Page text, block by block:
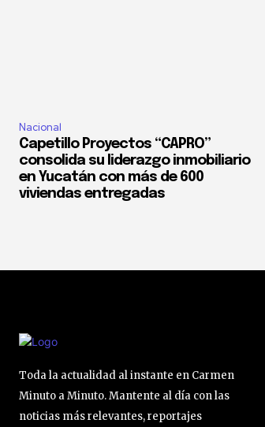
Nacional
Capetillo Proyectos “CAPRO”
consolida su liderazgo inmobiliario
en Yucatán con más de 600
viviendas entregadas
Toda la actualidad al instante en Carmen
Minuto a Minuto. Mantente al día con las
noticias más relevantes, reportajes